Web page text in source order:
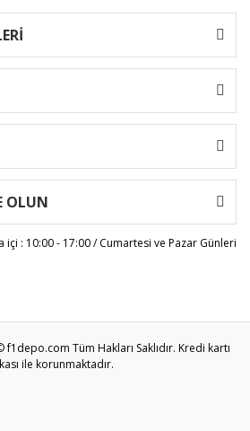
OLUN
içi : 10:00 - 17:00 / Cumartesi ve Pazar Günleri
f1depo.com Tüm Hakları Saklıdır. Kredi kartı
ile korunmaktadır.